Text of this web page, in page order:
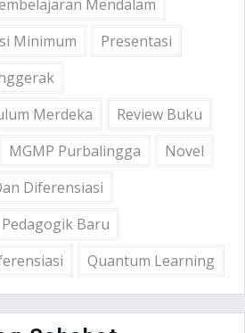
Mendalam
Minimum
Presentasi
Merdeka
Review Buku
MGMP Purbalingga
Novel
Diferensiasi
Pedagogik Baru
Quantum Learning